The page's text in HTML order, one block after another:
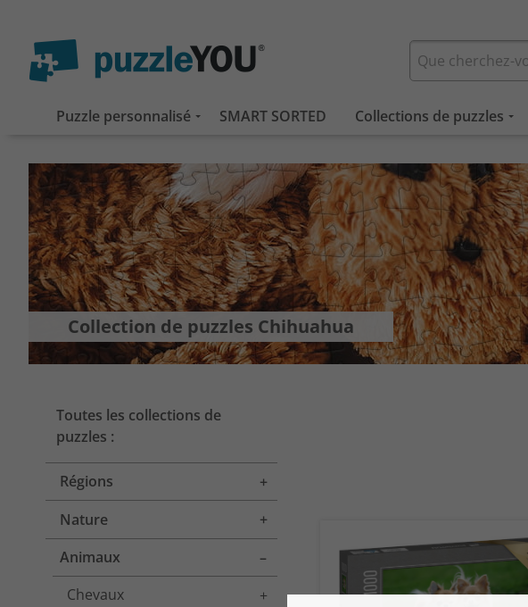
Puzzle personnalisé SMART SORTED Collections de puzzles
Collection de puzzles Chihuahua
Toutes les collections de
puzzles :
Régions
Toggle menu
Nature
Toggle menu
Animaux
Toggle menu
Chevaux
Toggle menu